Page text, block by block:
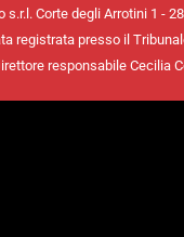
s.r.l. Corte degli Arrotini 1 -
registrata presso il
responsabile Cecilia